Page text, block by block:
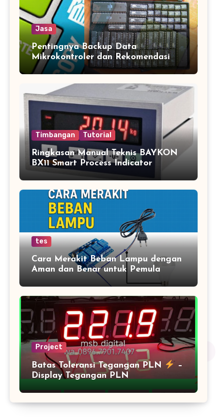
Jasa
Pentingnya Backup Data
Mikrokontroler dan Rekomendasi
Jasa Copy IC Terpercaya
Timbangan Tutorial
Ringkasan Manual Teknis BAYKON
BX11 Smart Process Indicator
tes
Cara Merakit Beban Lampu dengan
Aman dan Benar untuk Pemula
Project
Batas Toleransi Tegangan PLN
–
Display Tegangan PLN